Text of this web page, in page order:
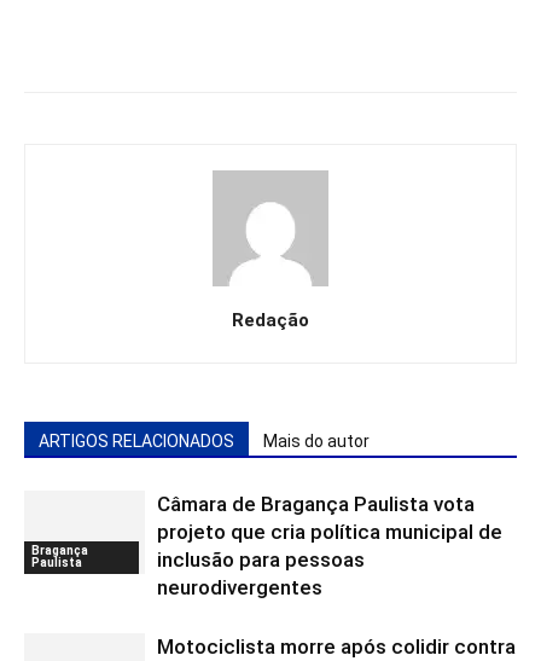
Redação
ARTIGOS RELACIONADOS Mais do autor
Bragança
Paulista
Câmara de Bragança Paulista vota
projeto que cria política municipal de
inclusão para pessoas
neurodivergentes
Motociclista morre após colidir contra